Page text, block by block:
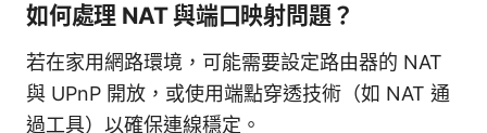
如何處理 NAT 與端口映射問題？
若在家用網路環境，可能需要設定路由器的 NAT
與 UPnP 開放，或使用端點穿透技術（如 NAT 通
過工具）以確保連線穩定。